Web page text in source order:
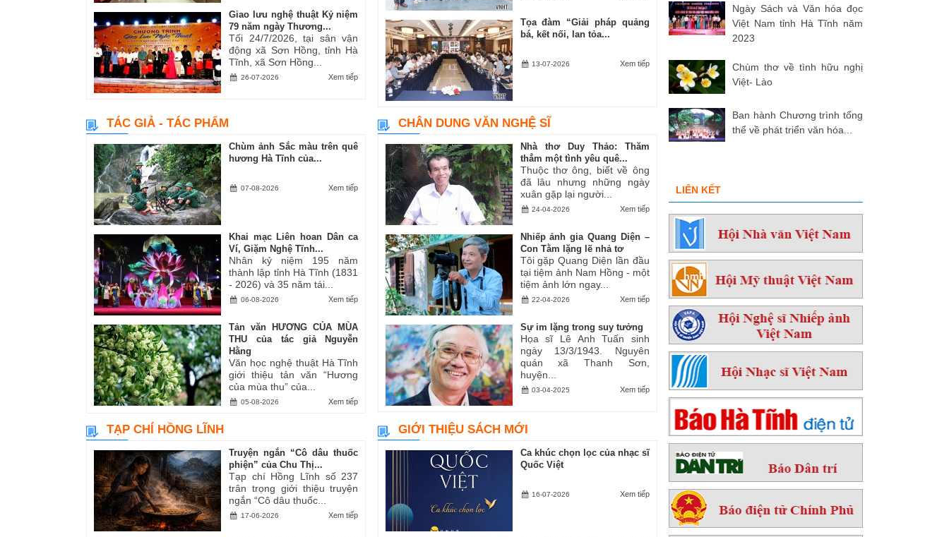
Giao lưu nghệ thuật Kỷ niệm
79 năm ngày Thương...
Tối 24/7/2026, tại sân vận
động xã Sơn Hồng, tỉnh Hà
Tĩnh, xã Sơn Hồng...
Xem tiếp
26-07-2026
Tọa đàm “Giải pháp quảng
bá, kết nối, lan tỏa...
Xem tiếp
13-07-2026
TÁC GIẢ - TÁC PHẨM
Chùm ảnh Sắc màu trên quê
hương Hà Tĩnh của...
Xem tiếp
07-08-2026
Khai mạc Liên hoan Dân ca
Ví, Giặm Nghệ Tĩnh...
Nhân kỷ niệm 195 năm
thành lập tỉnh Hà Tĩnh (1831
- 2026) và 35 năm tái...
Xem tiếp
06-08-2026
Tản văn HƯƠNG CỦA MÙA
THU của tác giả Nguyễn
Hằng
Văn học nghệ thuật Hà Tĩnh
giới thiệu tản văn “Hương
của mùa thu” của...
Xem tiếp
05-08-2026
CHÂN DUNG VĂN NGHỆ SĨ
Nhà thơ Duy Thảo: Thăm
thẳm một tình yêu quê...
Thuộc thơ ông, biết về ông
đã lâu nhưng những ngày
xuân gặp lại người...
Xem tiếp
24-04-2026
Nhiếp ảnh gia Quang Diện –
Con Tằm lặng lẽ nhả tơ
Tôi gặp Quang Diện lần đầu
tại tiệm ảnh Nam Hồng - một
tiệm ảnh lớn ngay...
Xem tiếp
22-04-2026
Sự im lặng trong suy tưởng
Họa sĩ Lê Anh Tuấn sinh
ngày 13/3/1943. Nguyên
quán xã Thanh Sơn,
huyện...
Xem tiếp
03-04-2025
TẠP CHÍ HỒNG LĨNH
Truyện ngắn “Cô dâu thuốc
phiện” của Chu Thị...
Tạp chí Hồng Lĩnh số 237
trân trọng giới thiệu truyện
ngắn “Cô dâu thuốc...
Xem tiếp
17-06-2026
GIỚI THIỆU SÁCH MỚI
Ca khúc chọn lọc của nhạc sĩ
Quốc Việt
Xem tiếp
16-07-2026
Ngày Sách và Văn hóa đọc
Việt Nam tỉnh Hà Tĩnh năm
2023
Chùm thơ về tình hữu nghị
Việt- Lào
Ban hành Chương trình tổng
thể về phát triển văn hóa...
LIÊN KẾT